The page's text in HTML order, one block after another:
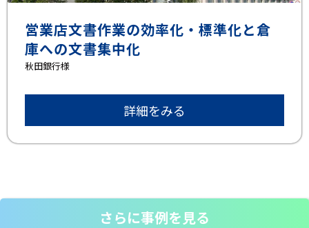
営業店文書作業の効率化・標準化と倉
庫への文書集中化
秋田銀行様
詳細をみる
さらに事例を見る